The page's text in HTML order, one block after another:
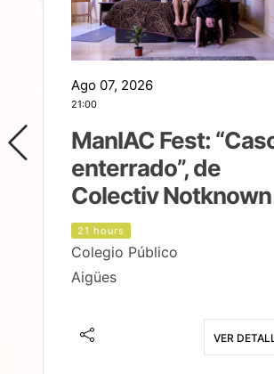
Ago 07, 2026
21:00
ManIAC Fest:
enterrado”, de
Colectiv Notknown
21 hours
Colegio Público
Aigües
VER